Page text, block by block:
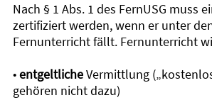
Nach § 1 Abs. 1 des FernUSG muss
zertifiziert werden, wenn er unter
Fernunterricht fällt. Fernunterricht
•entgeltlicheVermittlung
gehören nicht dazu)